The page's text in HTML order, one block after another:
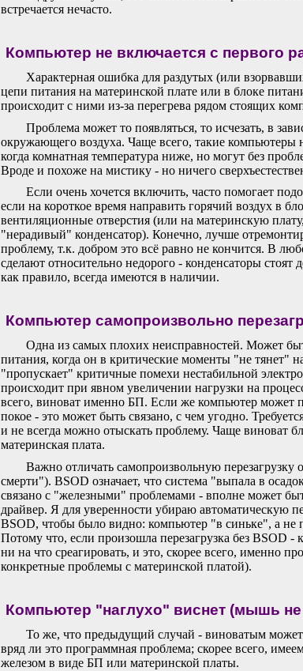
встречается нечасто.
Компьютер не включается с первого
Характерная ошибка для раздутых (или
цепи питания на материнской плате или в блоке
происходит с ними из-за перегрева рядом стоящих
Проблема может то появляться, то исчезать, в
окружающего воздуха. Чаще всего, такие компьютеры
когда комнатная температура ниже, но могут без
Вроде и похоже на мистику - но ничего
Если очень хочется включить, часто помогает
если на короткое время направить горячий воздух в
вентиляционные отверстия (или на материнскую плату,
"нерадивый" конденсатор). Конечно, лучше
проблему, т.к. добром это всё равно не кончится. В
сделают относительно недорого - конденсаторы стоят
как правило, всегда имеются в наличии.
Компьютер самопроизвольно
Одна из самых плохих неисправностей. Может
питания, когда он в критические моменты "не тянет"
"пропускает" критичные помехи нестабильной
происходит при явном увеличении нагрузки на
всего, виноват именно БП. Если же компьютер может
покое - это может быть связано, с чем угодно.
и не всегда можно отыскать проблему. Чаще виноват
материнская плата.
Важно отличать самопроизвольную перезагрузку
смерти"). BSOD означает, что система "выпала в
связано с "железными" проблемами - вполне может
драйвер. Я для уверенности убираю автоматическую
BSOD, чтобы было видно: компьютер "в синьке", а не
Потому что, если произошла перезагрузка без BSOD -
ни на что среагировать, и это, скорее всего, именно
конкретные проблемы с материнской платой).
Компьютер "наглухо" виснет (мышь не
То же, что предыдущий случай - виноватым
вряд ли это программная проблема; скорее всего,
железом в виде БП или материнской платы.